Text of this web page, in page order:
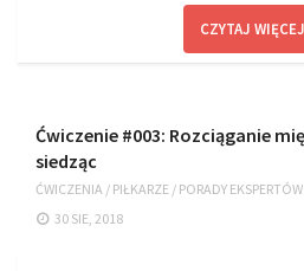
CZYTAJ
Ćwiczenie #003: Rozciąganie
siedząc
ĆWICZENIA / PIŁKARZE / PORADY EKSPERTÓW
30 SIE, 2018